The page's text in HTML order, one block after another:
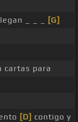
_ _ _
[G]
cartas para
[D] contigo y